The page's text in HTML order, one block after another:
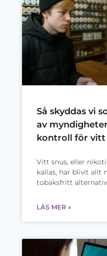
Så skyddas vi
av
kontroll för vitt
Vitt snus, eller
kallas, har blivit allt
tobaksfritt
LÄS MER »